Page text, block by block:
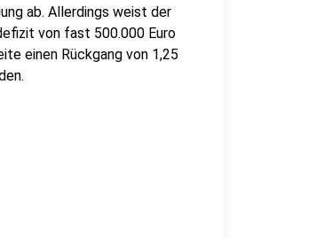
ab. Allerdings weist der
von fast 500.000 Euro
einen Rückgang von 1,25